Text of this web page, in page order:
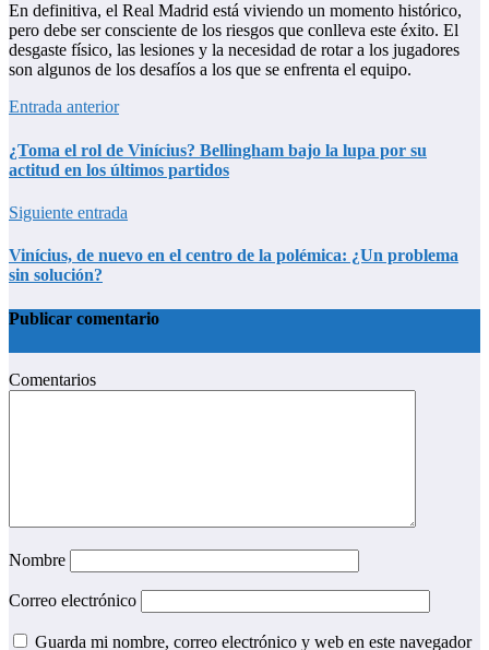
En definitiva, el Real Madrid está viviendo un momento histórico,
pero debe ser consciente de los riesgos que conlleva este éxito. El
desgaste físico, las lesiones y la necesidad de rotar a los jugadores
son algunos de los desafíos a los que se enfrenta el equipo.
Entrada anterior
¿Toma el rol de Vinícius? Bellingham bajo la lupa por su
actitud en los últimos partidos
Siguiente entrada
Vinícius, de nuevo en el centro de la polémica: ¿Un problema
sin solución?
Publicar comentario
Comentarios
Nombre
Correo electrónico
Guarda mi nombre, correo electrónico y web en este navegador